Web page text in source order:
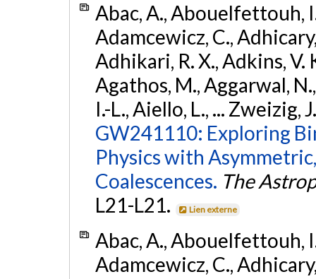
Abac, A., Abouelfettouh,
Adamcewicz, C.,
Adhikari, R. X., Adkins, V.
Agathos, M., Aggarwal,
I.-L., Aiello, L., ... Zweizig,
GW241110: Exploring
Physics with
Coalescences. The
L21-L21.
Lien externe
Abac, A., Abouelfettouh,
Adamcewicz, C.,